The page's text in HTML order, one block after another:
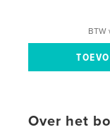
BTW
Over het